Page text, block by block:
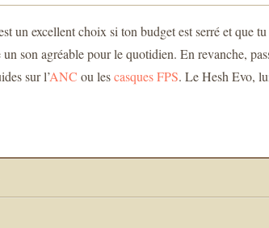
un excellent choix si ton budget est serré et que
un son agréable pour le quotidien. En revanche,
sur l’ANC ou lescasques FPS. Le Hesh Evo,